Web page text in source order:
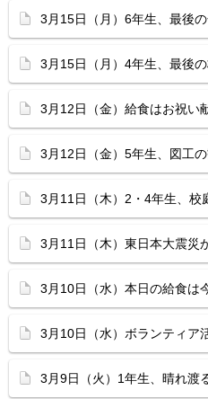
3月15日（月）6年生、最後
3月15日（月）4年生、最後
3月12日（金）給食はお祝い
3月12日（金）5年生、図工
3月11日（木）2・4年生、校
3月11日（木）東日本大震災
3月10日（水）本日の給食は
3月10日（水）ボランティア
3月9日（火）1年生、晴れ渡